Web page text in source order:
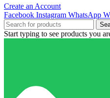
Create an Account
Facebook Instagram WhatsApp
Start typing to see products you